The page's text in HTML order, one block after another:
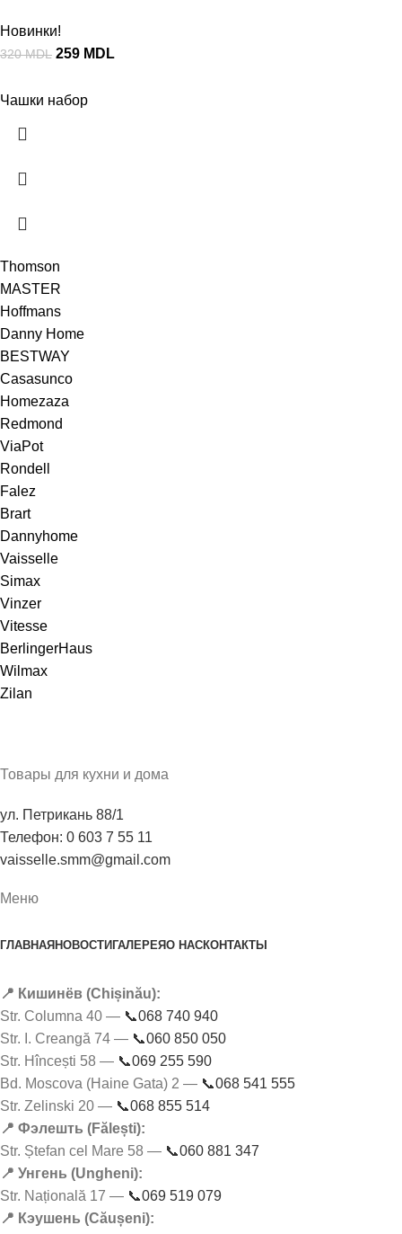
Новинки!
320MDL 259 MDL
Чашки набор
Thomson
MASTER
Hoffmans
Danny Home
BESTWAY
Casasunco
Homezaza
Redmond
ViaPot
Rondell
Falez
Brart
Dannyhome
Vaisselle
Simax
Vinzer
Vitesse
BerlingerHaus
Wilmax
Zilan
Товары для кухни и дома
ул. Петрикань 88/1
Телефон: 0 603 7 55 11
vaisselle.smm@gmail.com
Меню
ГЛАВНАЯ НОВОСТИ ГАЛЕРЕЯО НАСКОНТАКТЫ
📍 Кишинёв (Chișinău):
Str. Columna 40 — 📞068 740 940
Str. I. Creangă 74 — 📞060 850 050
Str. Hîncești 58 — 📞069 255 590
Bd. Moscova (Haine Gata) 2 — 📞068 541 555
Str. Zelinski 20 — 📞068 855 514
📍 Фэлешть (Fălești):
Str. Ștefan cel Mare 58 — 📞060 881 347
📍 Унгень (Ungheni):
Str. Națională 17 — 📞069 519 079
📍 Кэушень (Căușeni):